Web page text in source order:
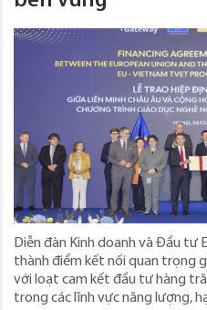
Diễn đàn Kinh doanh và Đầu tư
thành điểm kết nối quan trọng
với loạt cam kết đầu tư hàng
trong các lĩnh vực năng lượng,